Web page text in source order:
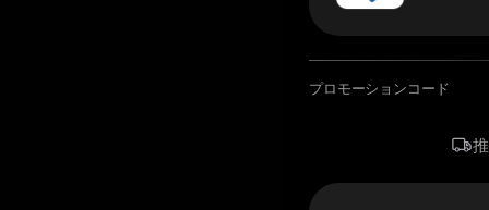
プロモーションコード